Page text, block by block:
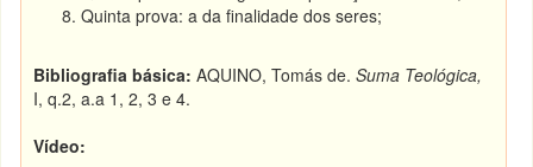
Quinta prova: a da finalidade dos seres;
Bibliografia básica: AQUINO, Tomás de.Suma Teológica,
I, q.2, a.a 1, 2, 3 e 4.
Vídeo: